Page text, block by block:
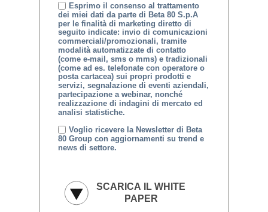
Esprimo il consenso al trattamento
dei miei dati da parte di Beta 80 S.p.A
per le finalità di marketing diretto di
seguito indicate: invio di comunicazioni
commerciali/promozionali, tramite
modalità automatizzate di contatto
(come e-mail, sms o mms) e tradizionali
(come ad es. telefonate con operatore o
posta cartacea) sui propri prodotti e
servizi, segnalazione di eventi aziendali,
partecipazione a webinar, nonché
realizzazione di indagini di mercato ed
analisi statistiche.
Voglio ricevere la Newsletter di Beta
80 Group con aggiornamenti su trend e
news di settore.